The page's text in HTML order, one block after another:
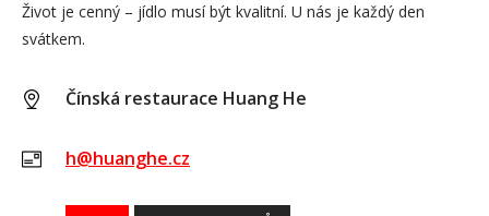
Život je cenný – jídlo musí být kvalitní. U nás je každý den
svátkem.
Čínská restaurace Huang He
h@huanghe.cz